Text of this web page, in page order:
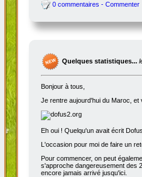
0 commentaires - Commenter
Quelques statistiques...
Bonjour à tous,
Je rentre aujourd'hui du Maroc, et
Eh oui ! Quelqu'un avait écrit
L'occasion pour moi de faire un
Pour commencer, on peut
s'approche dangereusement des
encore jamais arrivé jusqu'ici.